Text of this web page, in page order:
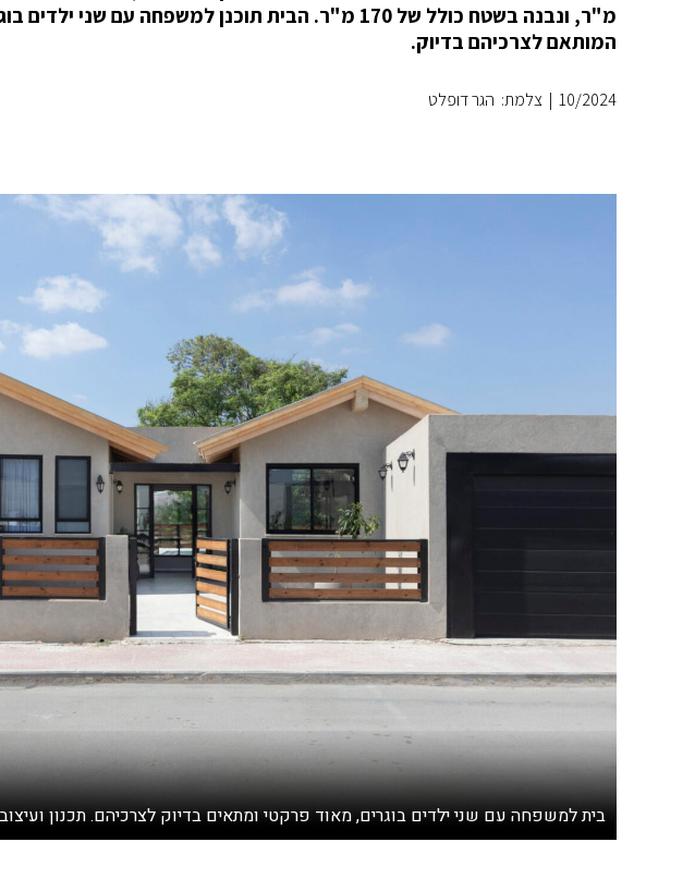
מ"ר, ונבנה בשטח כולל של 170 מ"ר. הבית תוכנן למשפחה
המותאם לצרכיהם בדיוק.
10/2024
| צלמת: הגר דופלט
בית למשפחה עם שני ילדים בוגרים, מאוד פרקטי ומתאים בדיוק לצרכיהם. תכנון